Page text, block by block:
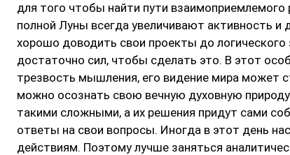
для того чтобы найти пути
полной Луны всегда увеличивают активность и
хорошо доводить свои проекты до
достаточно сил, чтобы сделать это. В этот
трезвость мышления, его видение мира может
можно осознать свою вечную духовную
такими сложными, а их решения придут сами
ответы на свои вопросы. Иногда в этот день
действиям. Поэтому лучше заняться